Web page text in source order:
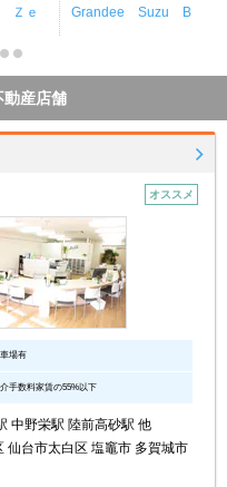
Ｚｅ
Grandee Suzu B
動産店舗
オススメ
場有
手数料家賃の55%以下
中野栄駅 陸前高砂駅 他
仙台市太白区 塩竈市 多賀城市